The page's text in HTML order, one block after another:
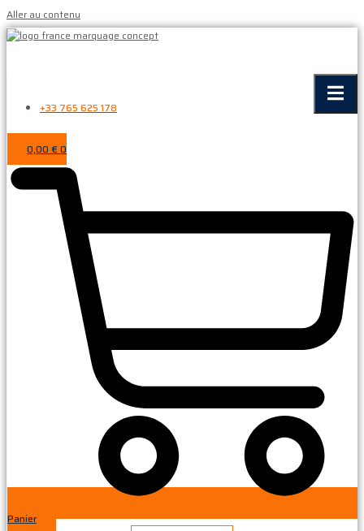
Aller au contenu
+33 765 625 178
0,00 €0
Panier